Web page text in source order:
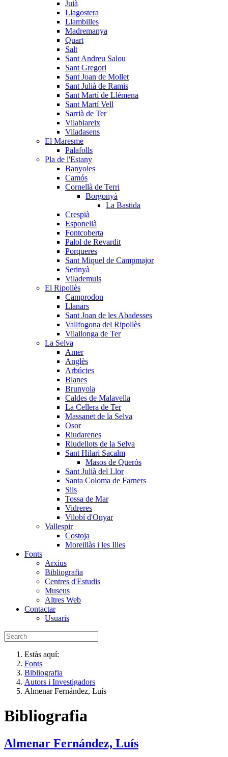
Juià
Llagostera
Llambilles
Madremanya
Quart
Salt
Sant Andreu Salou
Sant Gregori
Sant Joan de Mollet
Sant Julià de Ramis
Sant Martí de Llémena
Sant Martí Vell
Sarrià de Ter
Vilablareix
Viladasens
El Maresme
Palafolls
Pla de l'Estany
Banyoles
Camós
Cornellà de Terri
Borgonyà
La Bastida
Crespià
Esponellà
Fontcoberta
Palol de Revardit
Porqueres
Sant Miquel de Campmajor
Serinyà
Vilademuls
El Ripollès
Camprodon
Llanars
Sant Joan de les Abadesses
Vallfogona del Ripollès
Vilallonga de Ter
La Selva
Amer
Anglès
Arbúcies
Blanes
Brunyola
Caldes de Malavella
La Cellera de Ter
Massanet de la Selva
Osor
Riudarenes
Riudellots de la Selva
Sant Hilari Sacalm
Masos de Querós
Sant Julià del Llor
Santa Coloma de Farners
Sils
Tossa de Mar
Vidreres
Vilobí d'Onyar
Vallespir
Costoja
Moreillàs i les Illes
Fonts
Arxius
Bibliografia
Centres d'Estudis
Museus
Altres Web
Contactar
Usuaris
Estàs aquí:
Fonts
Bibliografia
Autors i Investigadors
Almenar Fernández, Luís
Bibliografia
Almenar Fernández, Luís